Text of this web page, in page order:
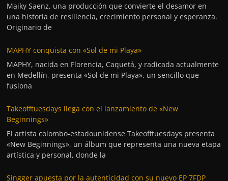
Maiky Saenz, una producción que convierte el desamor en
una historia de resiliencia, crecimiento personal y esperanza.
Originario de
MAPHY conquista con «Sol de mi Playa»
MAPHY, nacida en Florencia, Caquetá, y radicada actualmente
en Medellín, presenta «Sol de mi Playa», un sencillo que
fusiona
Takeofftuesdays llega con el lanzamiento de «New
Beginnings»
El artista colombo-estadounidense Takeofftuesdays presenta
«New Beginnings», un álbum que representa una nueva etapa
artística y personal, donde la
Singger apuesta por la autenticidad con su nuevo EP 7FDP